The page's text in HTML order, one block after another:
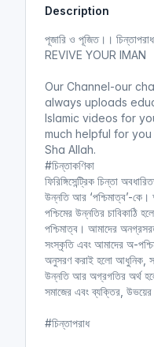
Description
পূজারি ও পূজিত।।
REVIVE YOUR IMAN
Our Channel-our
always uploads
Islamic videos for
much helpful for
Sha Allah.
#চিন্তাকণিকা
ফিরিঙ্গিসেন্ট্রিক চিন্তা
উন্নতি আর ‘পশ্চিমাত্ব’-কে।
পশ্চিমের উন্নতির চাবিকাঠি
পশ্চিমাত্ব। আমাদের
সংস্কৃতি এবং আমাদের অ-
অনুসরণ করাই হলো আধুনিক,
উন্নতি আর অগ্রগতির অর্থ
সমাজের এবং ব্যক্তির,
#চিন্তাপরাধ